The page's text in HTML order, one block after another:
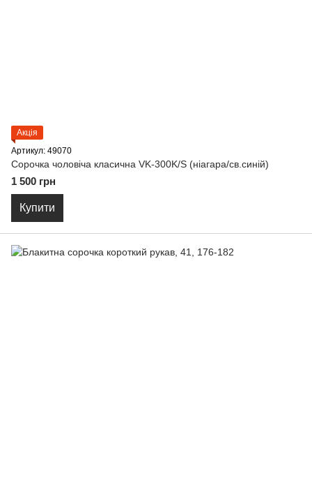
Акція
Артикул: 49070
Сорочка чоловіча класична VK-300K/S (ніагара/св.синій)
1 500 грн
Купити